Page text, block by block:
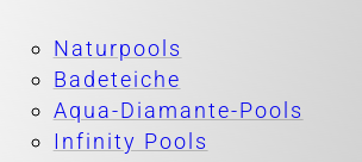
Naturpools
Badeteiche
Aqua-Diamante-Pools
Infinity Pools